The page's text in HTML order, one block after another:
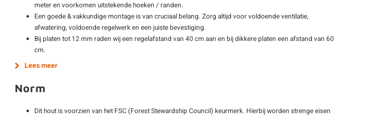
meter en voorkomen uitstekende hoeken / randen.
Een goede & vakkundige montage is van cruciaal belang. Zorg altijd voor voldoende ventilatie,
afwatering, voldoende regelwerk en een juiste bevestiging.
Bij platen tot 12 mm raden wij een regelafstand van 40 cm aan en bij dikkere platen een afstand van 60
cm.
Lees meer
Norm
Dit hout is voorzien van het FSC (Forest Stewardship Council) keurmerk. Hierbij worden strenge eisen